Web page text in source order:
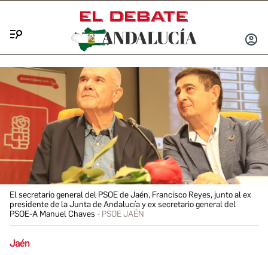
INICIAR
El secretario general del PSOE de Jaén, Francisco Reyes, junto al ex
presidente de la Junta de Andalucía y ex secretario general del
PSOE-A Manuel Chaves
PSOE JAÉN
Jaén